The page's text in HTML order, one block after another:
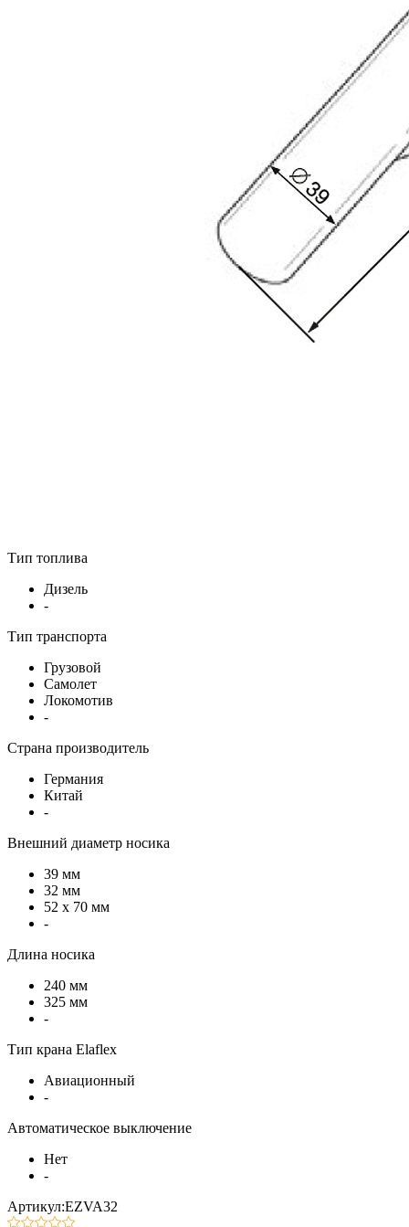
Тип топлива
Дизель
-
Тип транспорта
Грузовой
Самолет
Локомотив
-
Страна производитель
Германия
Китай
-
Внешний диаметр носика
39 мм
32 мм
52 х 70 мм
-
Длина носика
240 мм
325 мм
-
Тип крана Elaflex
Авиационный
-
Автоматическое выключение
Нет
-
Артикул:EZVA32